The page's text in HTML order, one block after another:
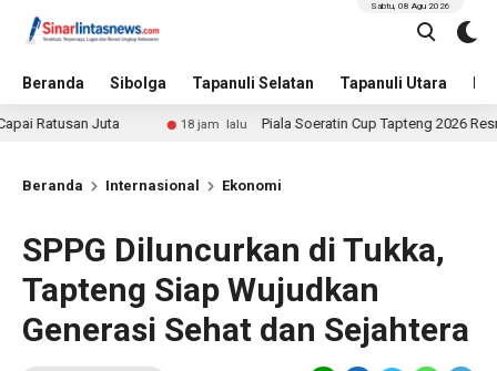
Beranda Sibolga Tapanuli Selatan Tapanuli Utara
Sabtu, 08 Agu 2026
Juta 18 jam lalu Piala Soeratin Cup Tapteng 2026 Resmi
Beranda Internasional Ekonomi
SPPG Diluncurkan di Tukka,
Tapteng Siap Wujudkan
Generasi Sehat dan Sejahtera